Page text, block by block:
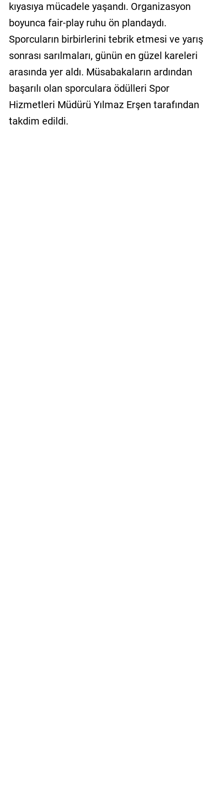
kıyasıya mücadele yaşandı. Organizasyon
boyunca fair-play ruhu ön plandaydı.
Sporcuların birbirlerini tebrik etmesi ve yarış
sonrası sarılmaları, günün en güzel kareleri
arasında yer aldı. Müsabakaların ardından
başarılı olan sporculara ödülleri Spor
Hizmetleri Müdürü Yılmaz Erşen tarafından
takdim edildi.